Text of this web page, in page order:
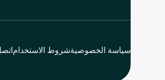
سياسة الخصوصيةشروط الاستخدام